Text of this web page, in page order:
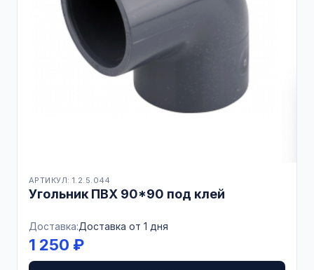
АРТИКУЛ: 1.2.5.044
Угольник ПВХ 90*90 под клей
Доставка:Доставка от 1 дня
1 250 ₽